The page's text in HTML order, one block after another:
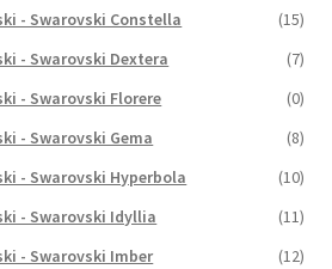
- Swarovski Constella
(15)
- Swarovski Dextera
(7)
- Swarovski Florere
(0)
- Swarovski Gema
(8)
- Swarovski Hyperbola
(10)
- Swarovski Idyllia
(11)
- Swarovski Imber
(12)